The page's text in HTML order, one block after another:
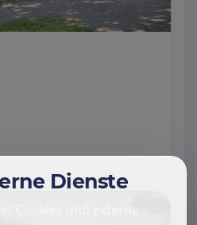
Dienste
Cookies und externe